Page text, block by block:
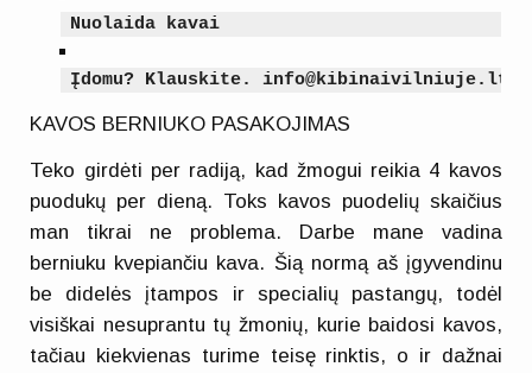
Nuolaida kavai
Įdomu? Klauskite. info@kibinaivilniuje.lt
KAVOS BERNIUKO PASAKOJIMAS
Teko girdėti per radiją, kad žmogui reikia 4 kavos
puodukų per dieną. Toks kavos puodelių skaičius
man tikrai ne problema. Darbe mane vadina
berniuku kvepiančiu kava. Šią normą aš įgyvendinu
be didelės įtampos ir specialių pastangų, todėl
visiškai nesuprantu tų žmonių, kurie baidosi kavos,
tačiau kiekvienas turime teisę rinktis, o ir dažnai